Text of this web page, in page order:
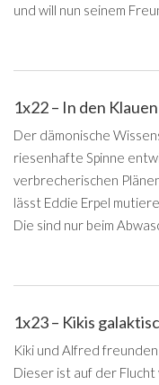
und will nun seinem
1x22 – In den
Der dämonische
riesenhafte Spinne
verbrecherischen
lässt Eddie Erpel
Die sind nur beim
1x23 – Kikis
Kiki und Alfred
Dieser ist auf der Flucht